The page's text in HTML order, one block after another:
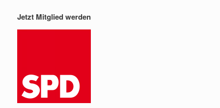
Jetzt Mitglied werden